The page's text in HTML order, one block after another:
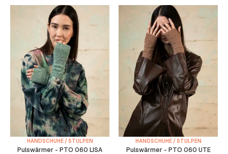
HANDSCHUHE / STULPEN
Pulswärmer - PTO 060 LISA
HANDSCHUHE / STULPEN
Pulswärmer - PTO 060 UTE